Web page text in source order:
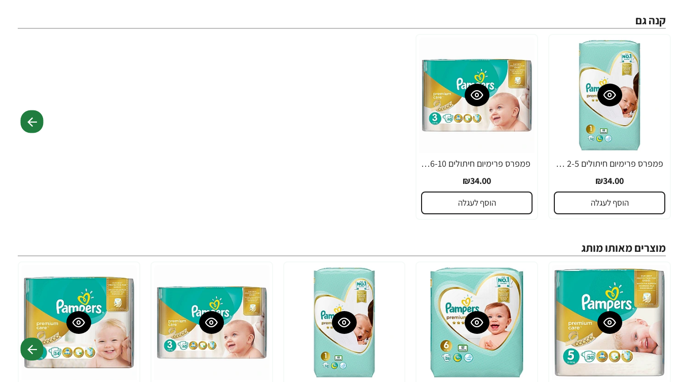
קנה גם
פמפרס פרימיום חיתולים 2-5 ק"ג - שלב 1
₪34.00
הוסף לעגלה
פמפרס פרימיום חיתולים 6-10 ק"ג - שלב 3
₪34.00
הוסף לעגלה
מוצרים מאותו מותג